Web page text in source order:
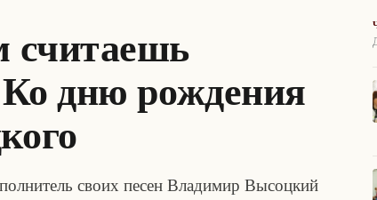
считаешь
дню рождения
своих песен Владимир Высоцкий